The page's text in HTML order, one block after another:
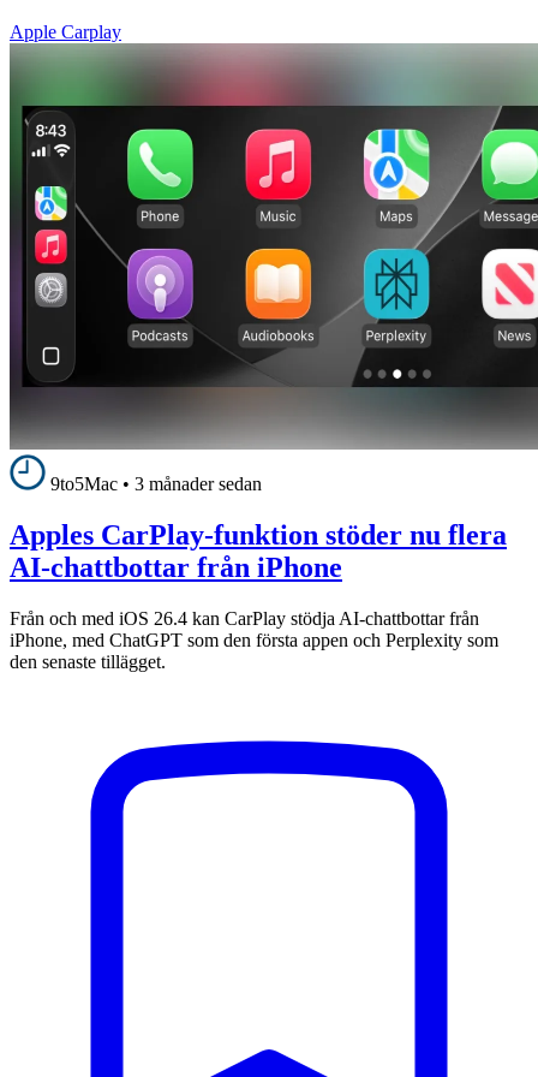
Apple Carplay
9to5Mac • 3 månader sedan
Apples CarPlay-funktion stöder nu flera
AI-chattbottar från iPhone
Från och med iOS 26.4 kan CarPlay stödja AI-chattbottar från
iPhone, med ChatGPT som den första appen och Perplexity som
den senaste tillägget.